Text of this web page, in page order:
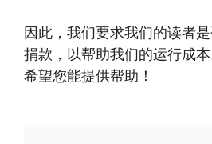
因此，我们要求我们的读者
捐款，以帮助我们的运行成
希望您能提供帮助！